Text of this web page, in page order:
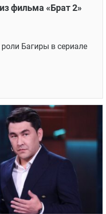
фильма «Брат 2»
Багиры в сериале